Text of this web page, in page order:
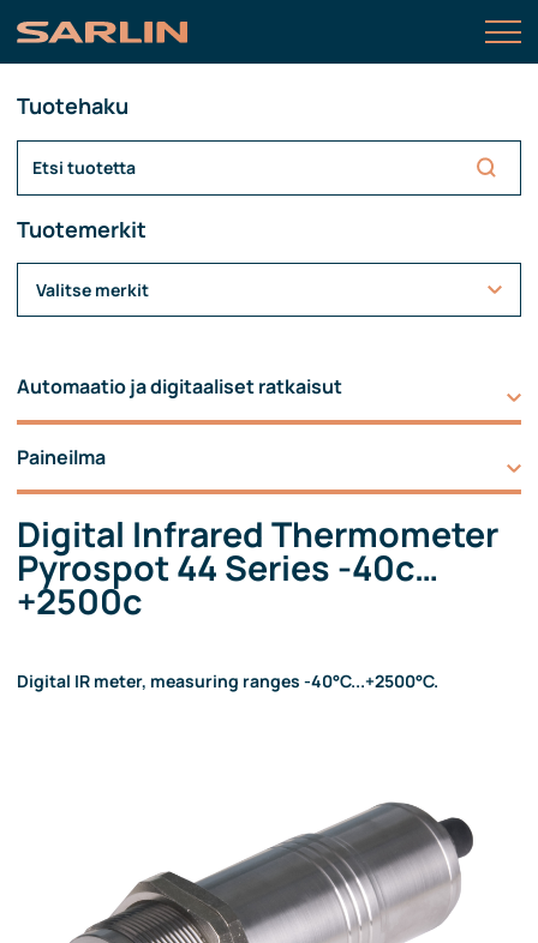
Tuotehaku
Tuotemerkit
Valitse merkit
Automaatio ja digitaaliset ratkaisut
Paineilma
Digital Infrared Thermometer
Pyrospot 44 Series -40c…
+2500c
Digital IR meter, measuring ranges -40°C...+2500°C.